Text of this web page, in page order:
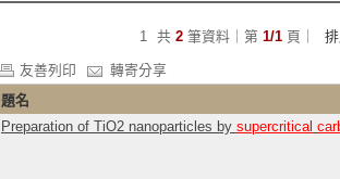
1 共 2 筆資料｜第 1/1 頁｜
友善列印
轉寄分享
題名
Preparation of TiO2 nanoparticles by supercritical